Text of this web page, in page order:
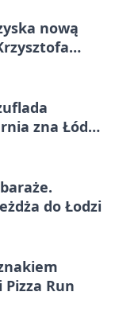
nową
zna Łódź
do Łodzi
Run